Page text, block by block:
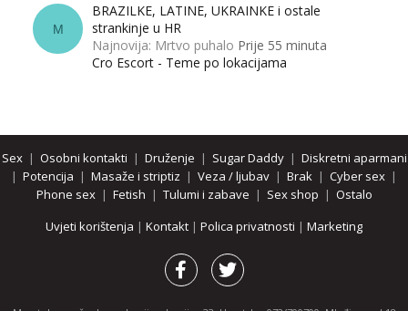
M
BRAZILKE, LATINE, UKRAINKE i ostale
strankinje u HR
Najnovija: Mrtvo puhalo Prije 55 minuta
Cro Escort - Teme po lokacijama
Sex| Osobni kontakti | Druženje | Sugar Daddy| Diskretni aparmani
| Potencija | Masaže i striptiz | Veza / ljubav | Brak | Cyber sex |
Phone sex| Fetish | Tulumi i zabave | Sex shop | Ostalo
Uvjeti korištenja | Kontakt | Polica privatnosti | Marketing